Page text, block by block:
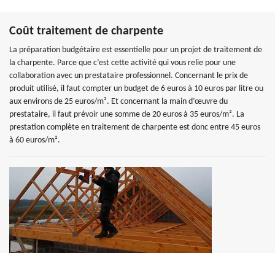
Coût traitement de charpente
La préparation budgétaire est essentielle pour un projet de traitement de
la charpente. Parce que c’est cette activité qui vous relie pour une
collaboration avec un prestataire professionnel. Concernant le prix de
produit utilisé, il faut compter un budget de 6 euros à 10 euros par litre ou
aux environs de 25 euros/m². Et concernant la main d’œuvre du
prestataire, il faut prévoir une somme de 20 euros à 35 euros/m². La
prestation complète en traitement de charpente est donc entre 45 euros
à 60 euros/m².